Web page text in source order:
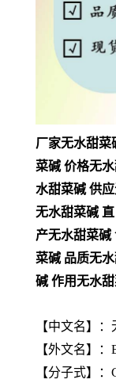
厂家无水甜菜
菜碱 价格无
水甜菜碱 供
无水甜菜碱
产无水甜菜碱
菜碱 品质无
碱 作用无水
【中文名】：
【外文名】：
【分子式】：